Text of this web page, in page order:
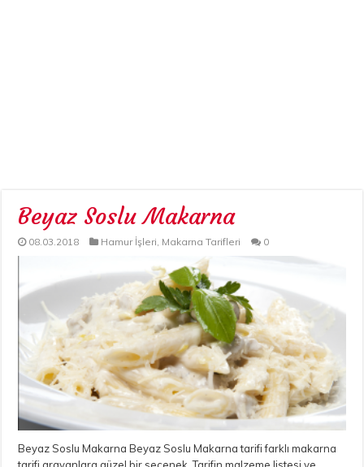
Beyaz Soslu Makarna
08.03.2018 Hamur İşleri, Makarna Tarifleri 0
Beyaz Soslu Makarna Beyaz Soslu Makarna tarifi farklı makarna